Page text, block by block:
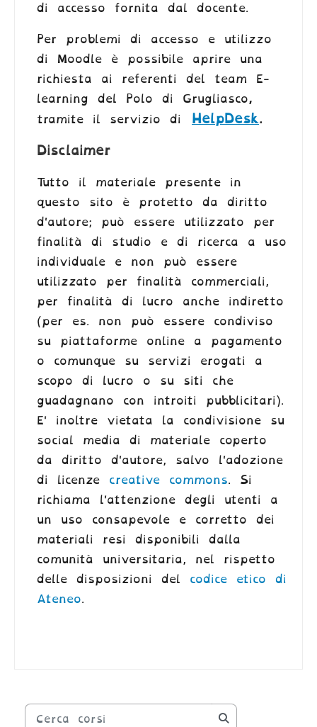
di accesso fornita dal docente.
Per problemi di accesso e utilizzo
di Moodle è possibile aprire una
richiesta ai referenti del team E-
learning del Polo di Grugliasco,
tramite il servizio di
HelpDesk.
Disclaimer
Tutto il materiale presente in
questo sito è protetto da diritto
d'autore; può essere utilizzato per
finalità di studio e di ricerca a uso
individuale e non può essere
utilizzato per finalità commerciali,
per finalità di lucro anche indiretto
(per es. non può essere condiviso
su piattaforme online a pagamento
o comunque su servizi erogati a
scopo di lucro o su siti che
guadagnano con introiti pubblicitari).
E' inoltre vietata la condivisione su
social media di materiale coperto
da diritto d'autore, salvo l'adozione
di licenze creative commons. Si
richiama l'attenzione degli utenti a
un uso consapevole e corretto dei
materiali resi disponibili dalla
comunità universitaria, nel rispetto
delle disposizioni del
codice etico di
Ateneo.
Cerca corsi